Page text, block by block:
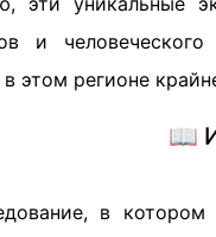
и человеческого
в этом регионе
📖
в